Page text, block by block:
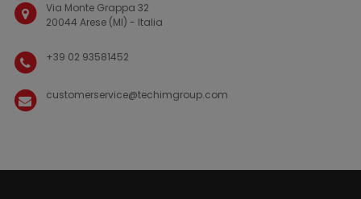
Via Monte Grappa 32
20044 Arese (MI) - Italia
+39 02 93581452
customerservice@techimgroup.com